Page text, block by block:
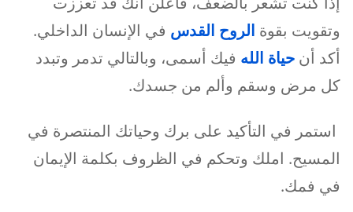
وتقويت بقوة الروح القدس في الإنسان الداخلي.
أكد أن حياة الله فيك أسمى، وبالتالي تدمر وتبدد
كل مرض وسقم وألم من جسدك.
استمر في التأكيد على برك وحياتك المنتصرة في
المسيح. املك وتحكم في الظروف بكلمة الإيمان
في فمك.